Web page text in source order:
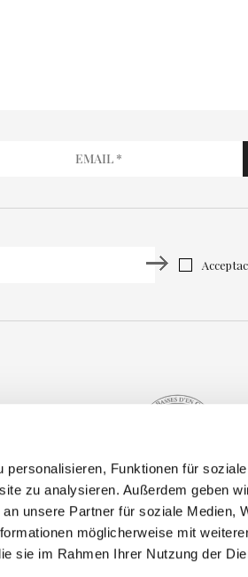
Funktionen für
zu analysieren. Außerdem geben
unsere Partner für soziale Medien,
möglicherweise mit
sie im Rahmen Ihrer Nutzung der
Kontakt
Buchen
©